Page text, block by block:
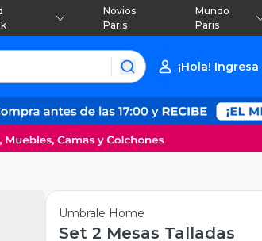
Novios
Paris
Mundo
Paris
¡Hola!
Umbrale Home
Set 2 Mesas Talladas